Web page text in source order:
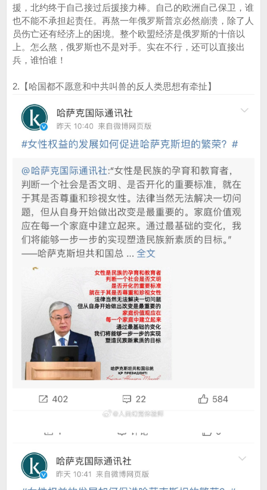
援，北约终于自己接过后援接力棒。自己的欧洲自己保卫，谁
也不能不承担起责任。再熬一年俄罗斯普京必然崩溃，除了人
员伤亡还有经济上的困境。整个欧盟经济是俄罗斯的十倍以
上。怎么熬，俄罗斯也不是对手。实在不行，还可以直接出
兵，谁怕谁！
2.【哈国都不愿意和中共叫兽的反人类思想有牵扯】